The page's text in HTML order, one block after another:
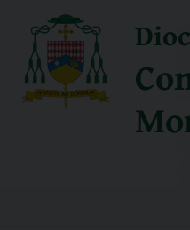
content